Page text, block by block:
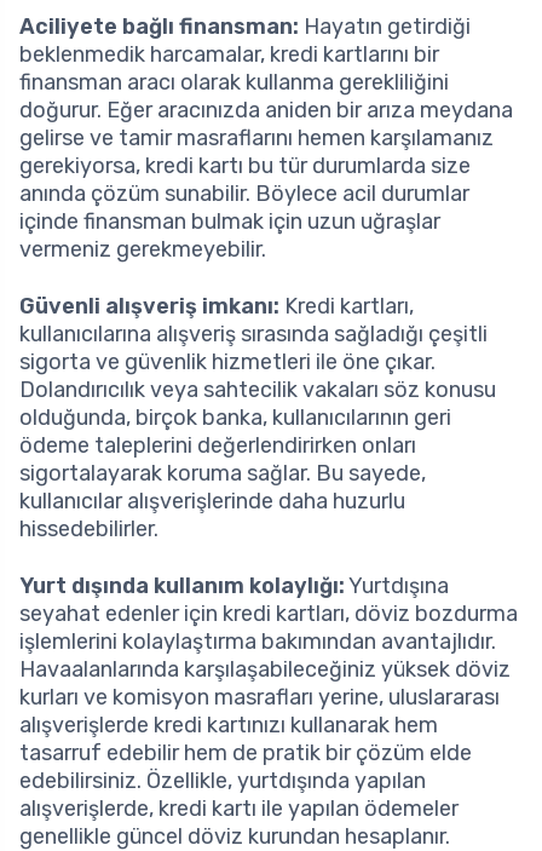
Aciliyete bağlı finansman: Hayatın getirdiği
beklenmedik harcamalar, kredi kartlarını bir
finansman aracı olarak kullanma gerekliliğini
doğurur. Eğer aracınızda aniden bir arıza meydana
gelirse ve tamir masraflarını hemen karşılamanız
gerekiyorsa, kredi kartı bu tür durumlarda size
anında çözüm sunabilir. Böylece acil durumlar
içinde finansman bulmak için uzun uğraşlar
vermeniz gerekmeyebilir.
Güvenli alışveriş imkanı: Kredi kartları,
kullanıcılarına alışveriş sırasında sağladığı çeşitli
sigorta ve güvenlik hizmetleri ile öne çıkar.
Dolandırıcılık veya sahtecilik vakaları söz konusu
olduğunda, birçok banka, kullanıcılarının geri
ödeme taleplerini değerlendirirken onları
sigortalayarak koruma sağlar. Bu sayede,
kullanıcılar alışverişlerinde daha huzurlu
hissedebilirler.
Yurt dışında kullanım kolaylığı:Yurtdışına
seyahat edenler için kredi kartları, döviz bozdurma
işlemlerini kolaylaştırma bakımından avantajlıdır.
Havaalanlarında karşılaşabileceğiniz yüksek döviz
kurları ve komisyon masrafları yerine, uluslararası
alışverişlerde kredi kartınızı kullanarak hem
tasarruf edebilir hem de pratik bir çözüm elde
edebilirsiniz. Özellikle, yurtdışında yapılan
alışverişlerde, kredi kartı ile yapılan ödemeler
genellikle güncel döviz kurundan hesaplanır.